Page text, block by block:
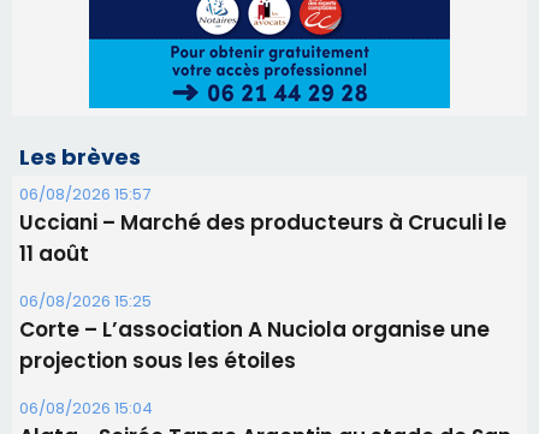
Corte – L’association A Nuciola organise une
projection sous les étoiles
Alata - Soirée Tango Argentin au stade de San
Benedetto
05/08/2026 09:53
Biguglia : messe de la Sainte-Marie et
procession le 14 août
31/07/2026 08:24
Tennis - Début ce week-end du tournoi du
RCPV